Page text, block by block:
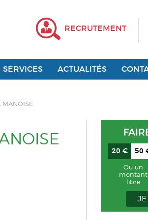
RECRUTEMENT
SERVICES ACTUALITÉS
MANOISE
20 € 50
Ou un
montant
libre